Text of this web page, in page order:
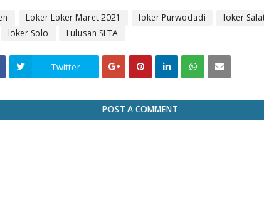
Loker Loker Maret 2021 loker Purwodadi
loker
loker Solo Lulusan SLTA
Twitter
POST A COMMENT